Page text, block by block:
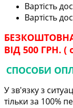
Вартість
Вартість
ВІД 500 ГРН. (
СПОСОБИ
У зв'язку з
тільки за 100%